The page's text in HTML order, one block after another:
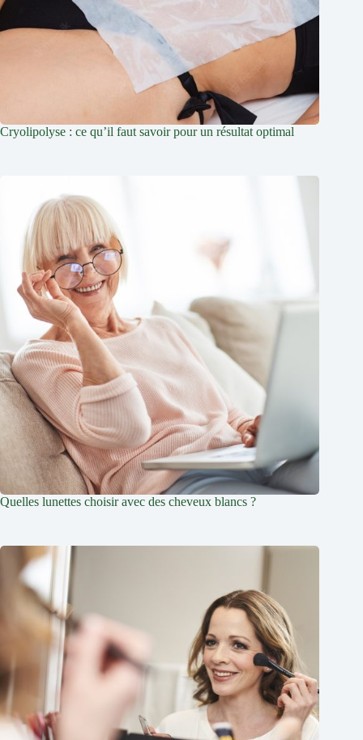
Cryolipolyse : ce qu’il faut savoir pour un résultat optimal
Quelles lunettes choisir avec des cheveux blancs ?